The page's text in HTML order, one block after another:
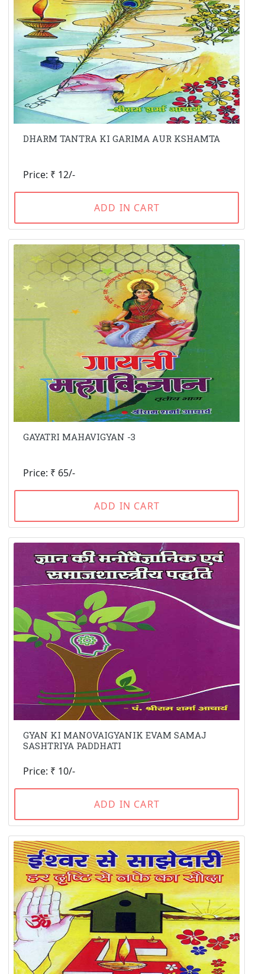
DHARM TANTRA KI GARIMA AUR KSHAMTA
Price: ₹ 12/-
ADD IN CART
GAYATRI MAHAVIGYAN -3
Price: ₹ 65/-
ADD IN CART
GYAN KI MANOVAIGYANIK EVAM SAMAJ
SASHTRIYA PADDHATI
Price: ₹ 10/-
ADD IN CART